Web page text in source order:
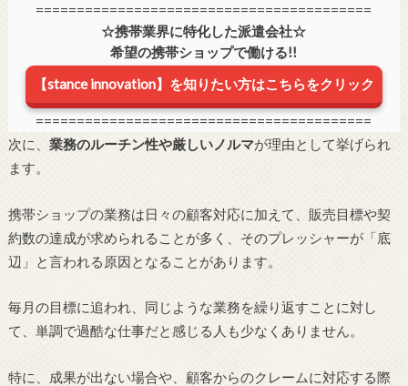
=========================================
☆携帯業界に特化した派遣会社☆
希望の携帯ショップで働ける!!
【stance innovation】を知りたい方はこちらをクリック
=========================================
次に、 業務のルーチン性や厳しいノルマが理由として挙げられ
ます。
携帯ショップの業務は日々の顧客対応に加えて、販売目標や契
約数の達成が求められることが多く、そのプレッシャーが「底
辺」と言われる原因となることがあります。
毎月の目標に追われ、同じような業務を繰り返すことに対し
て、単調で過酷な仕事だと感じる人も少なくありません。
特に、成果が出ない場合や、顧客からのクレームに対応する際